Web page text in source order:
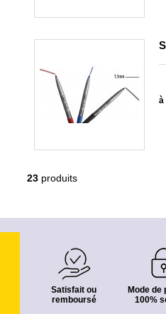
à
23 produits
Satisfait ou
remboursé
Mode de
100%